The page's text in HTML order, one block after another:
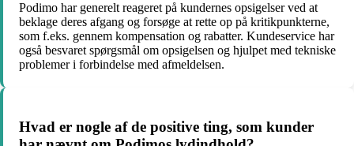
Podimo har generelt reageret på kundernes opsigelser ved at
beklage deres afgang og forsøge at rette op på kritikpunkterne,
som f.eks. gennem kompensation og rabatter. Kundeservice har
også besvaret spørgsmål om opsigelsen og hjulpet med tekniske
problemer i forbindelse med afmeldelsen.
Hvad er nogle af de positive ting, som kunder